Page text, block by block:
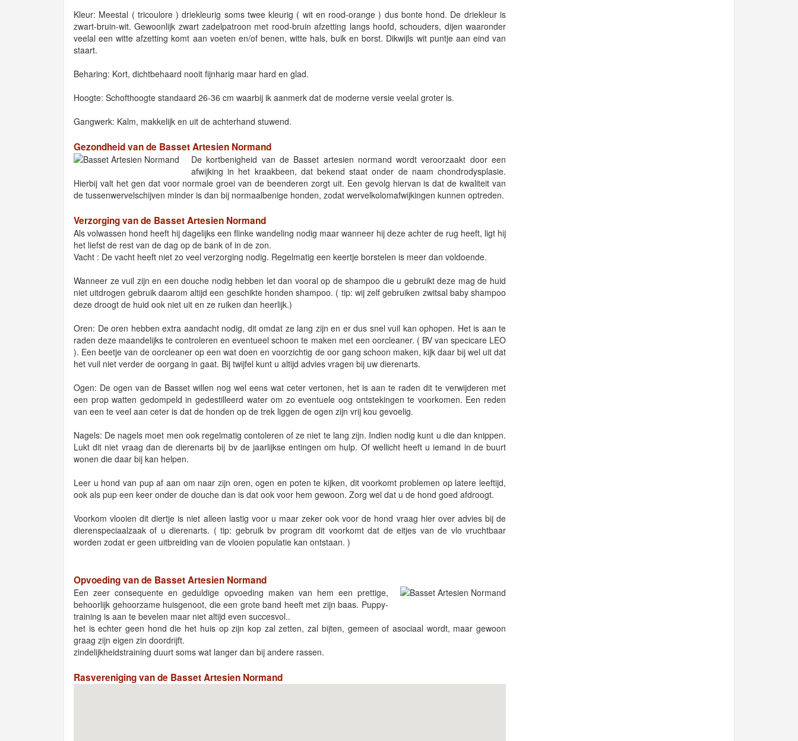
Kleur: Meestal ( tricoulore ) driekleurig soms twee kleurig ( wit en rood-orange ) dus bonte hond. De driekleur is
zwart-bruin-wit. Gewoonlijk zwart zadelpatroon met rood-bruin afzetting langs hoofd, schouders, dijen waaronder
veelal een witte afzetting komt aan voeten en/of benen, witte hals, buik en borst. Dikwijls wit puntje aan eind van
staart.
Beharing: Kort, dichtbehaard nooit fijnharig maar hard en glad.
Hoogte: Schofthoogte standaard 26-36 cm waarbij ik aanmerk dat de moderne versie veelal groter is.
Gangwerk: Kalm, makkelijk en uit de achterhand stuwend.
Gezondheid van de Basset Artesien Normand
De kortbenigheid van de Basset artesien normand wordt veroorzaakt door een
afwijking in het kraakbeen, dat bekend staat onder de naam chondrodysplasie.
Hierbij valt het gen dat voor normale groei van de beenderen zorgt uit. Een gevolg hiervan is dat de kwaliteit van
de tussenwervelschijven minder is dan bij normaalbenige honden, zodat wervelkolomafwijkingen kunnen optreden.
Verzorging van de Basset Artesien Normand
Als volwassen hond heeft hij dagelijks een flinke wandeling nodig maar wanneer hij deze achter de rug heeft, ligt hij
het liefst de rest van de dag op de bank of in de zon.
Vacht : De vacht heeft niet zo veel verzorging nodig. Regelmatig een keertje borstelen is meer dan voldoende.
Wanneer ze vuil zijn en een douche nodig hebben let dan vooral op de shampoo die u gebruikt deze mag de huid
niet uitdrogen gebruik daarom altijd een geschikte honden shampoo. ( tip: wij zelf gebruiken zwitsal baby shampoo
deze droogt de huid ook niet uit en ze ruiken dan heerlijk.)
Oren: De oren hebben extra aandacht nodig, dit omdat ze lang zijn en er dus snel vuil kan ophopen. Het is aan te
raden deze maandelijks te controleren en eventueel schoon te maken met een oorcleaner. ( BV van specicare LEO
). Een beetje van de oorcleaner op een wat doen en voorzichtig de oor gang schoon maken, kijk daar bij wel uit dat
het vuil niet verder de oorgang in gaat. Bij twijfel kunt u altijd advies vragen bij uw dierenarts.
Ogen: De ogen van de Basset willen nog wel eens wat ceter vertonen, het is aan te raden dit te verwijderen met
een prop watten gedompeld in gedestilleerd water om zo eventuele oog ontstekingen te voorkomen. Een reden
van een te veel aan ceter is dat de honden op de trek liggen de ogen zijn vrij kou gevoelig.
Nagels: De nagels moet men ook regelmatig contoleren of ze niet te lang zijn. Indien nodig kunt u die dan knippen.
Lukt dit niet vraag dan de dierenarts bij bv de jaarlijkse entingen om hulp. Of wellicht heeft u iemand in de buurt
wonen die daar bij kan helpen.
Leer u hond van pup af aan om naar zijn oren, ogen en poten te kijken, dit voorkomt problemen op latere leeftijd,
ook als pup een keer onder de douche dan is dat ook voor hem gewoon. Zorg wel dat u de hond goed afdroogt.
Voorkom vlooien dit diertje is niet alleen lastig voor u maar zeker ook voor de hond vraag hier over advies bij de
dierenspeciaalzaak of u dierenarts. ( tip: gebruik bv program dit voorkomt dat de eitjes van de vlo vruchtbaar
worden zodat er geen uitbreiding van de vlooien populatie kan ontstaan. )
Opvoeding van de Basset Artesien Normand
Een zeer consequente en geduldige opvoeding maken van hem een prettige,
behoorlijk gehoorzame huisgenoot, die een grote band heeft met zijn baas. Puppy-
training is aan te bevelen maar niet altijd even succesvol..
het is echter geen hond die het huis op zijn kop zal zetten, zal bijten, gemeen of asociaal wordt, maar gewoon
graag zijn eigen zin doordrijft.
zindelijkheidstraining duurt soms wat langer dan bij andere rassen.
Rasvereniging van de Basset Artesien Normand